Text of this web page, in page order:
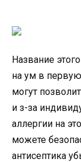
Название
на ум в
могут
и з-за
аллергии на
можете
антисептика